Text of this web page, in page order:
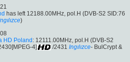
has left 12188.00MHz, pol.H (DVB-S2 SID:76
)
HD Poland: 12111.00MHz, pol.H (DVB-S2
4]
/2431 Ingılızce- BulCrypt &